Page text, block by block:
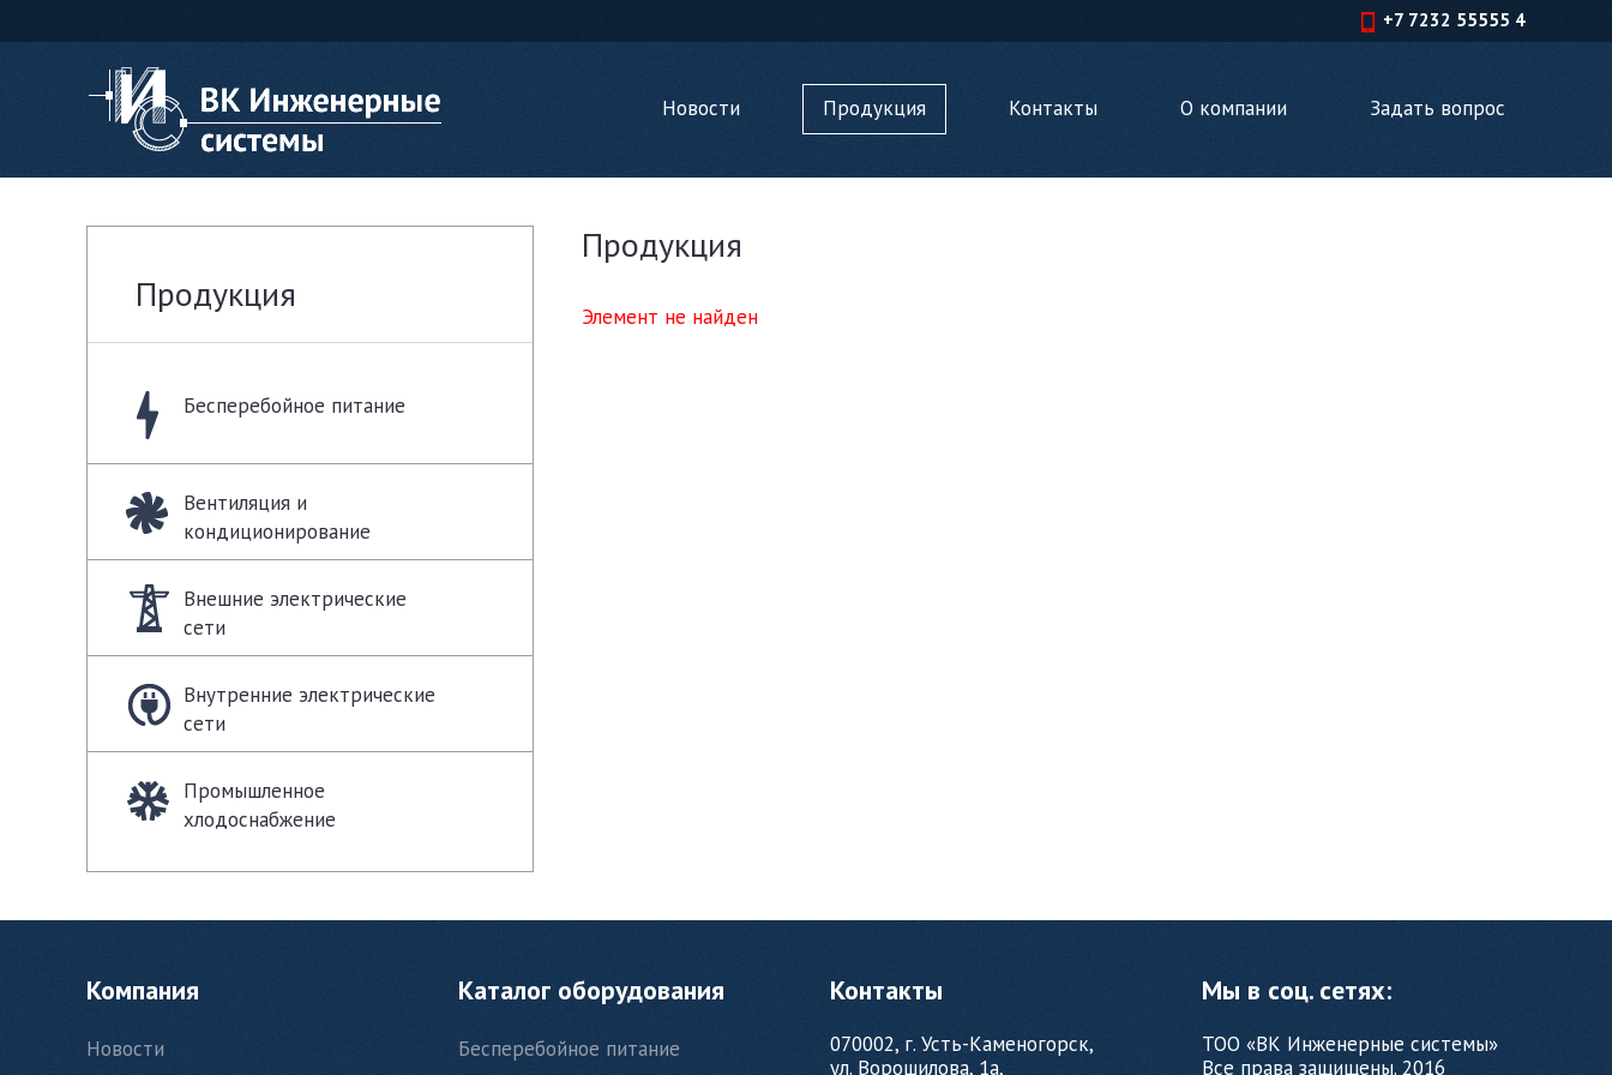
+7 7232 55555 4
Новости Продукция Контакты О компании Задать вопрос
Продукция
Бесперебойное питание
Вентиляция и
кондиционирование
Внешние электрические
сети
Внутренние электрические
сети
Промышленное
хлодоснабжение
Продукция
Элемент не найден
Компания
Новости
Каталог оборудования
Бесперебойное питание
Контакты
070002, г. Усть-Каменогорск,
ул. Ворошилова, 1а,
Мы в соц. сетях:
ТОО «ВК Инженерные системы»
Все права защищены. 2016